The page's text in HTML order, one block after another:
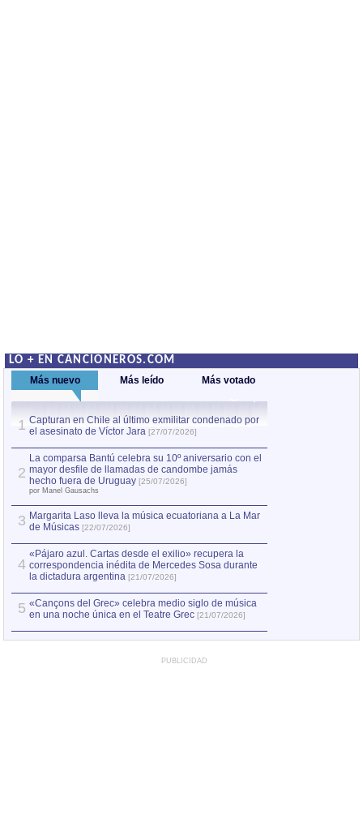
LO + EN CANCIONEROS.COM
Más nuevo Más leído Más votado
1 Capturan en Chile al último exmilitar condenado por
el asesinato de Víctor Jara [27/07/2026]
2
La comparsa Bantú celebra su 10º aniversario con el
mayor desfile de llamadas de candombe jamás
hecho fuera de Uruguay [25/07/2026]
por Manel Gausachs
3 Margarita Laso lleva la música ecuatoriana a La Mar
de Músicas [22/07/2026]
4
«Pájaro azul. Cartas desde el exilio» recupera la
correspondencia inédita de Mercedes Sosa durante
la dictadura argentina [21/07/2026]
5 «Cançons del Grec» celebra medio siglo de música
en una noche única en el Teatre Grec [21/07/2026]
PUBLICIDAD